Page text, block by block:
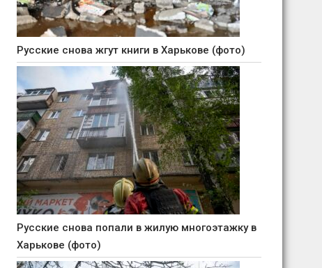
Русские снова жгут книги в Харькове (фото)
Русские снова попали в жилую многоэтажку в
Харькове (фото)